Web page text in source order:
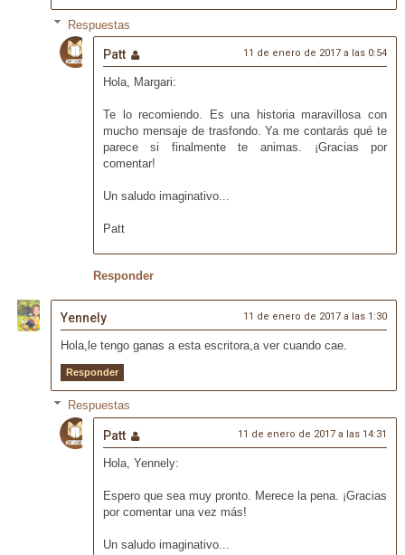
Respuestas
Patt 11 de enero de 2017 a las 0:54
Hola, Margari:
Te lo recomiendo. Es una historia maravillosa con
mucho mensaje de trasfondo. Ya me contarás qué te
parece si finalmente te animas. ¡Gracias por
comentar!
Un saludo imaginativo...
Patt
Responder
Yennely 11 de enero de 2017 a las 1:30
Hola,le tengo ganas a esta escritora,a ver cuando cae.
Responder
Respuestas
Patt 11 de enero de 2017 a las 14:31
Hola, Yennely:
Espero que sea muy pronto. Merece la pena. ¡Gracias
por comentar una vez más!
Un saludo imaginativo...